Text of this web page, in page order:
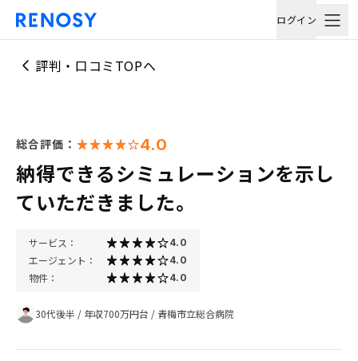
ログイン
評判・口コミTOPへ
総合評価： 4.0
納得できるシミュレーションを示し
ていただきました。
サービス： 4.0
エージェント： 4.0
物件： 4.0
30代後半 / 年収700万円台 / 青梅市立総合病院